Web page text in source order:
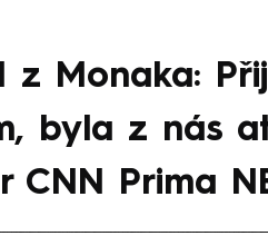
z Monaka:
byla z nás
CNN Prima